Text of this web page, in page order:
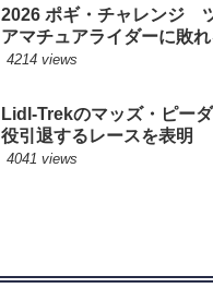
2026 ポギ・チャレンジ
アマチュアライダーに敗れ
4214 views
Lidl-Trekのマッズ・ピー
役引退するレースを表明
4041 views